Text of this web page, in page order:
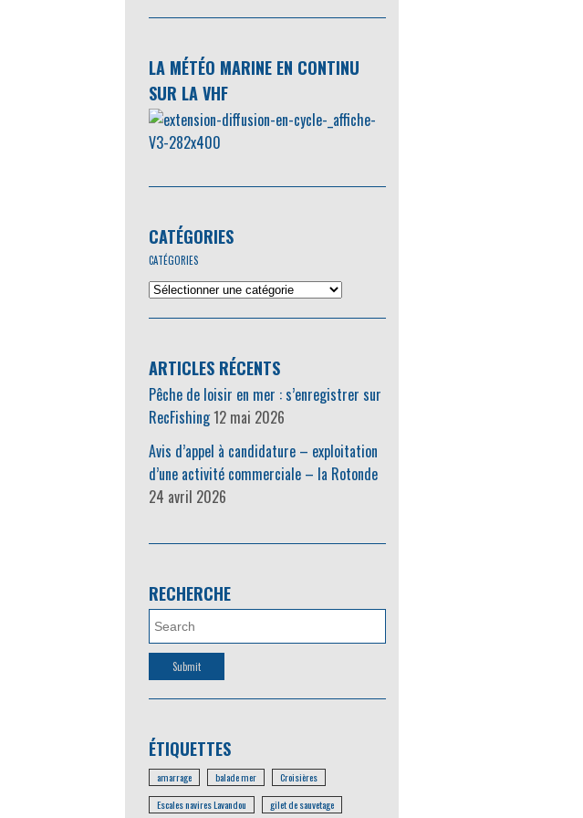
LA MÉTÉO MARINE EN CONTINU
SUR LA VHF
CATÉGORIES
CATÉGORIES
ARTICLES RÉCENTS
Pêche de loisir en mer : s’enregistrer sur
RecFishing12 mai 2026
Avis d’appel à candidature – exploitation
d’une activité commerciale – la Rotonde
24 avril 2026
RECHERCHE
ÉTIQUETTES
amarrage balade mer
Croisières
Escales navires Lavandou
gilet de sauvetage